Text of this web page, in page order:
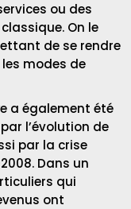
ou des
On le
de se rendre
modes de
e a également été
l’évolution de
par la crise
Dans un
qui
ont